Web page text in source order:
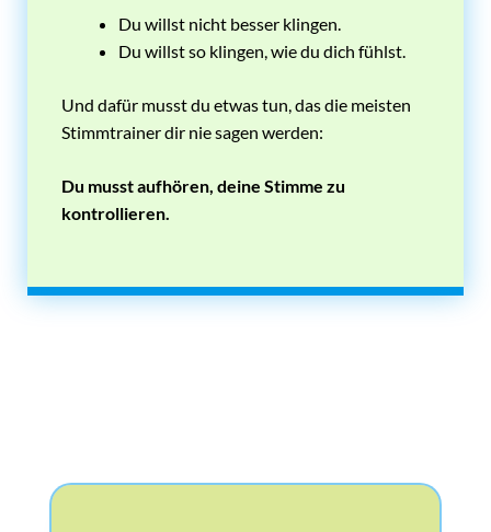
Du willst nicht besser klingen.
Du willst so klingen, wie du dich fühlst.
Und dafür musst du etwas tun, das die meisten
Stimmtrainer dir nie sagen werden:
Du musst aufhören, deine Stimme zu
kontrollieren.